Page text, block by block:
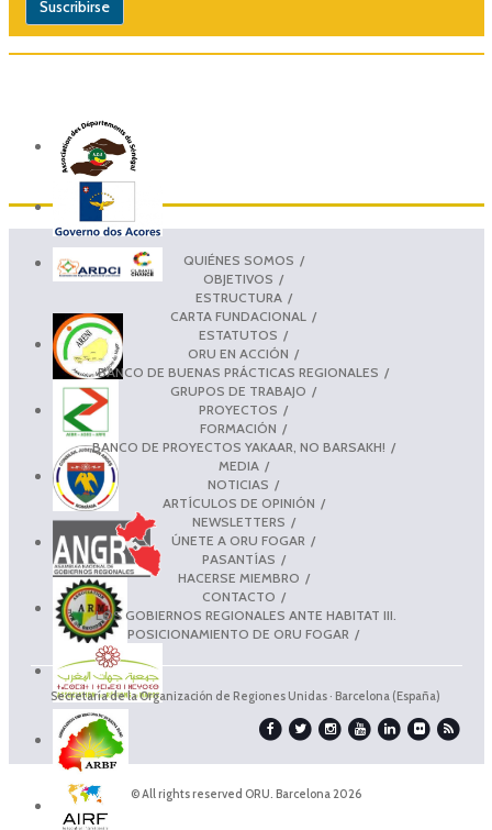
QUIÉNES SOMOS
OBJETIVOS
ESTRUCTURA
CARTA FUNDACIONAL
ESTATUTOS
ORU EN ACCIÓN
BANCO DE BUENAS PRÁCTICAS REGIONALES
GRUPOS DE TRABAJO
PROYECTOS
FORMACIÓN
BANCO DE PROYECTOS YAKAAR, NO BARSAKH!
MEDIA
NOTICIAS
ARTÍCULOS DE OPINIÓN
NEWSLETTERS
ÚNETE A ORU FOGAR
PASANTÍAS
HACERSE MIEMBRO
CONTACTO
LOS GOBIERNOS REGIONALES ANTE HABITAT III.
POSICIONAMIENTO DE ORU FOGAR
Secretaría de la Organización de Regiones Unidas · Barcelona (España)
© All rights reserved ORU. Barcelona 2026